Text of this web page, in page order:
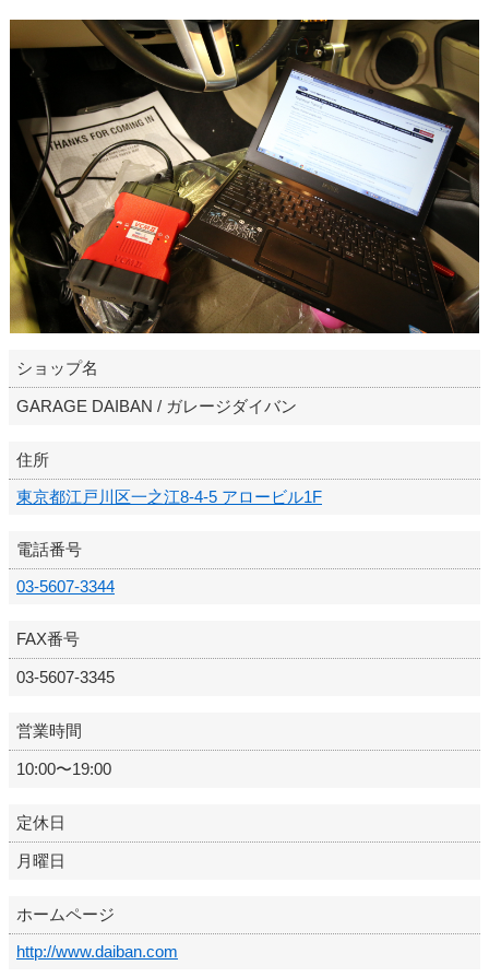
ショップ名
GARAGE DAIBAN / ガレージダイバン
住所
東京都江戸川区一之江8-4-5 アロービル1F
電話番号
03-5607-3344
FAX番号
03-5607-3345
営業時間
10:00〜19:00
定休日
月曜日
ホームページ
http://www.daiban.com